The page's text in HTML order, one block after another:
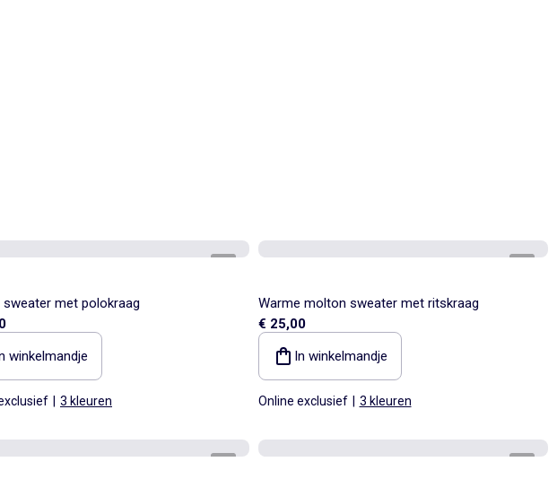
met polokraag
winkelmandje
3 kleuren
Warme molton sweater met ritskraag
€ 25,00
In winkelmandje
Online exclusief 3 kleuren